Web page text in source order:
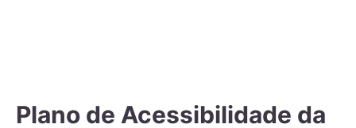
Plano de Acessibilidade da